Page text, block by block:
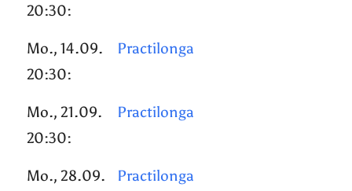
20:30:
Mo., 14.09.
20:30:
Practilonga
Mo., 21.09.
20:30:
Practilonga
Mo., 28.09.
Practilonga